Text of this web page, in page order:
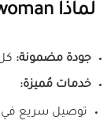
لماذا kenz woman من كل الكوبونات؟
جودة مضمونة:
خدمات مُميزة:
توصيل سريع في